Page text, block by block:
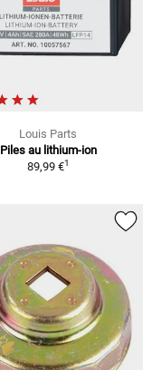
Louis Parts
Piles au lithium-ion
89,99 €1